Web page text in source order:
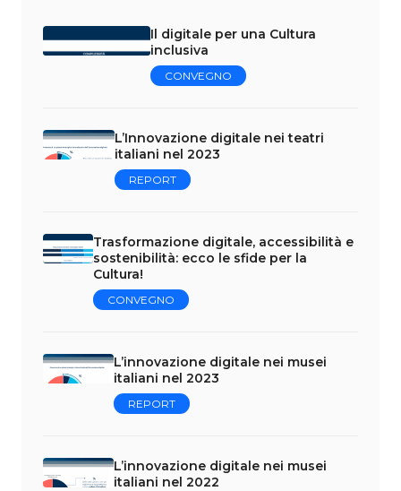
Il digitale per una Cultura
inclusiva
CONVEGNO
L’Innovazione digitale nei teatri
italiani nel 2023
REPORT
Trasformazione digitale, accessibilità e
sostenibilità: ecco le sfide per la
Cultura!
CONVEGNO
L’innovazione digitale nei musei
italiani nel 2023
REPORT
L’innovazione digitale nei musei
italiani nel 2022